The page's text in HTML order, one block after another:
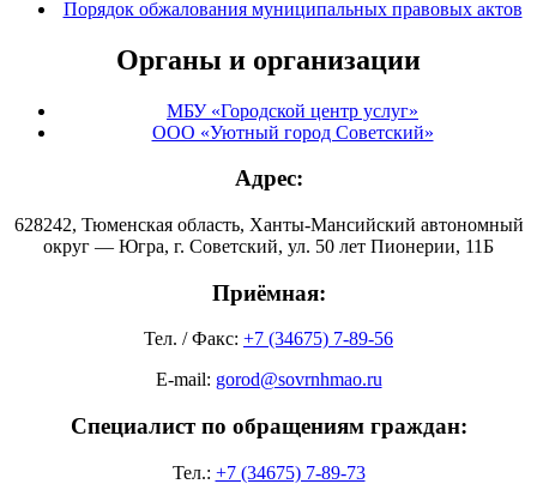
Порядок обжалования муниципальных правовых актов
Органы и организации
МБУ «Городской центр услуг»
ООО «Уютный город Советский»
Адрес:
628242, Тюменская область, Ханты-Мансийский автономный
округ — Югра, г. Советский, ул. 50 лет Пионерии, 11Б
Приёмная:
Тел. / Факс: +7 (34675) 7-89-56
E-mail: gorod@sovrnhmao.ru
Специалист по обращениям граждан:
Тел.: +7 (34675) 7-89-73